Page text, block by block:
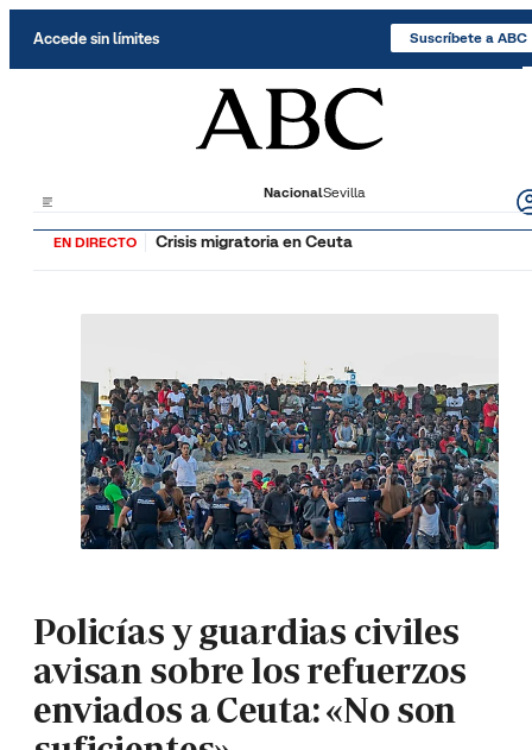
Accede sin límites Suscríbete a ABC
NacionalSevilla
EN DIRECTO Crisis migratoria en Ceuta
Policías y guardias civiles
avisan sobre los refuerzos
enviados a Ceuta: «No son